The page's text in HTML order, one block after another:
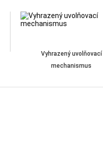
Vyhrazený uvolňovací
mechanismus